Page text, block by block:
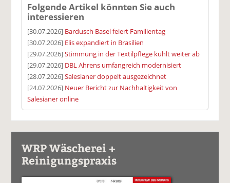
Folgende Artikel könnten Sie auch
interessieren
[30.07.2026] Bardusch Basel feiert Familientag
[30.07.2026] Elis expandiert in Brasilien
[29.07.2026]Stimmung in der Textilpflege kühlt weiter ab
[29.07.2026] DBL Ahrens umfangreich modernisiert
[28.07.2026]Salesianer doppelt ausgezeichnet
[24.07.2026] Neuer Bericht zur Nachhaltigkeit von
Salesianer online
WRP Wäscherei +
Reinigungspraxis